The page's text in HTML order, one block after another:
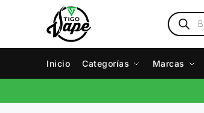
Inicio Categorías Marcas